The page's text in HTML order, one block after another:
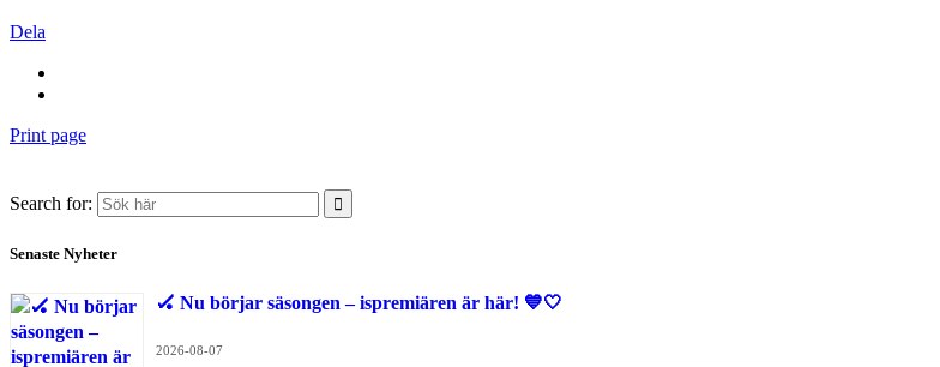
Dela
Print page
Search for:
Senaste Nyheter
🏑 Nu börjar säsongen – ispremiären är här! 💙🤍
2026-08-07